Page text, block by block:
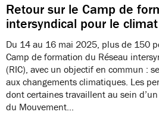
Retour sur le Camp de
intersyndical pour le climat
Du 14 au 16 mai 2025, plus de 150
Camp de formation du Réseau
(RIC), avec un objectif en commun :
aux changements climatiques. Les
dont certaines travaillent au sein
du Mouvement…